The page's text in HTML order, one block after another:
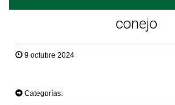
conejo
9 octubre 2024
Categorías: